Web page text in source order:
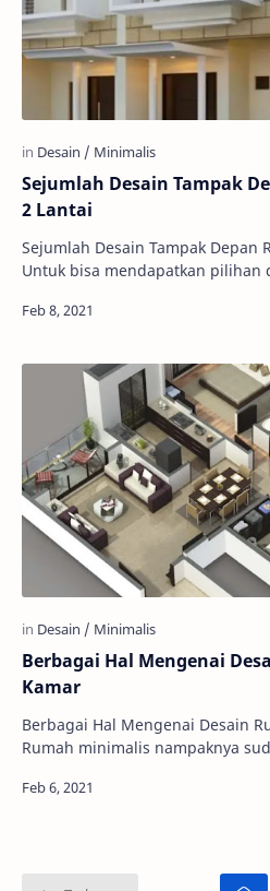
Sejumlah Desain Tampak
2 Lantai
Sejumlah Desain Tampak Depan
Untuk bisa mendapatkan pilihan
Berbagai Hal Mengenai
Kamar
Berbagai Hal Mengenai Desain
Rumah minimalis nampaknya